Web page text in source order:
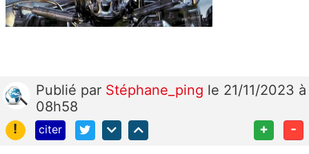
Publié par Stéphane_ping le 21/11/2023 à
08h58
!
citer + -